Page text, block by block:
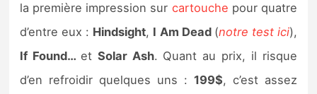
la première impression sur cartouche pour quatre
d’entre eux : Hindsight, I Am Dead (notre test ici),
If Found… et Solar Ash. Quant au prix, il risque
d’en refroidir quelques uns : 199$, c’est assez